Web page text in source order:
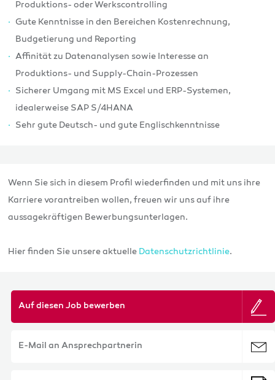
Produktions- oder Werkscontrolling
Gute Kenntnisse in den Bereichen Kostenrechnung,
Budgetierung und Reporting
Affinität zu Datenanalysen sowie Interesse an
Produktions- und Supply-Chain-Prozessen
Sicherer Umgang mit MS Excel und ERP-Systemen,
idealerweise SAP S/4HANA
Sehr gute Deutsch- und gute Englischkenntnisse
Wenn Sie sich in diesem Profil wiederfinden und mit uns ihre
Karriere vorantreiben wollen, freuen wir uns auf ihre
aussagekräftigen Bewerbungsunterlagen.
Hier finden Sie unsere aktuelle Datenschutzrichtlinie.
Auf diesen Job bewerben
E-Mail an Ansprechpartnerin